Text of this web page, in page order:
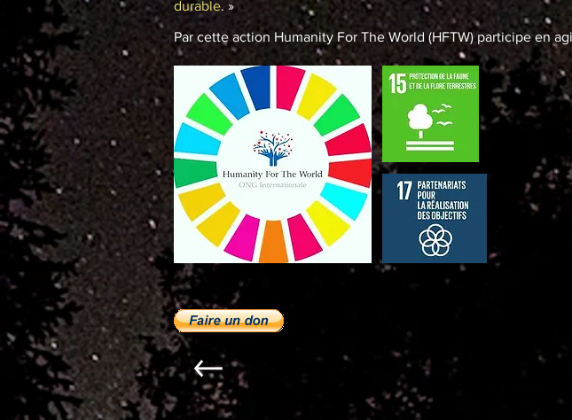
durable. »
Par cette action Humanity For The World (HFTW) participe en